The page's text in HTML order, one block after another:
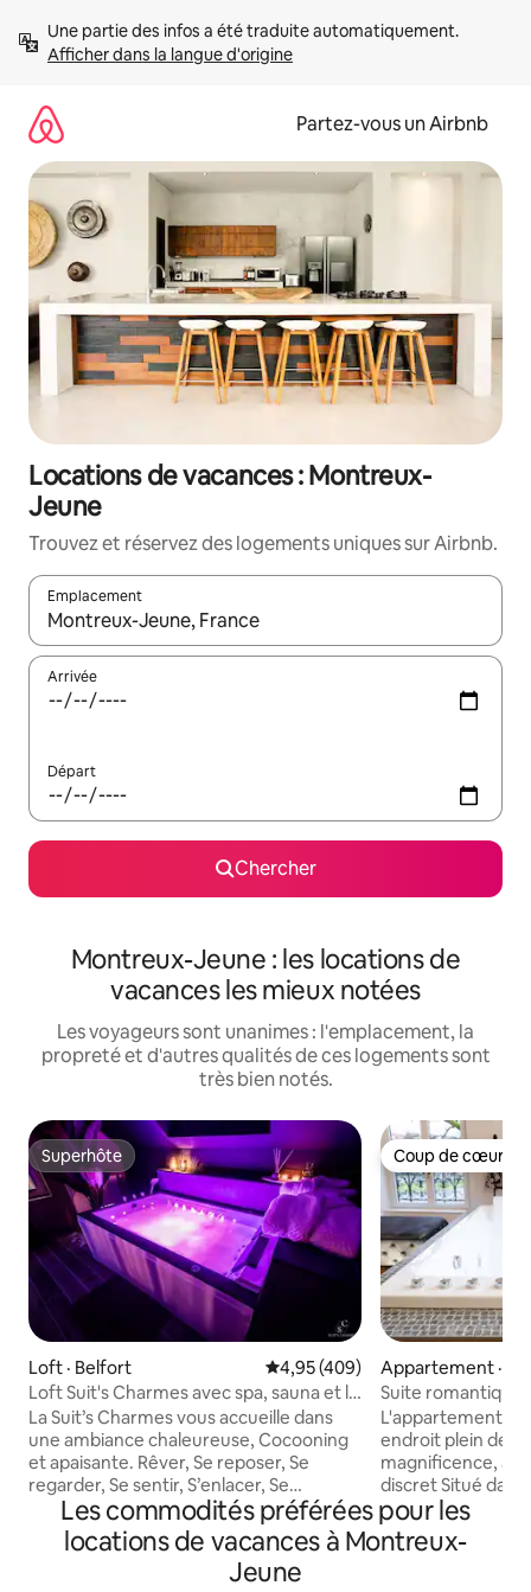
directement
Afficher dans la langue d'origine
Partez-vous un Airbnb
Locations de vacances : Montreux-
Jeune
Trouvez et réservez des logements uniques sur Airbnb.
Emplacement
Quand les résultats sont affichés, parcourez-les en utilisant
Arrivée
Départ
Chercher
Montreux-Jeune : les locations de
vacances les mieux notées
Les voyageurs sont unanimes : l'emplacement, la
propreté et d'autres qualités de ces logements sont
très bien notés.
Superhôte
Superhôte
Loft · Belfort Note moyenne de 4,95 sur 5,
4,95 (409)
Loft Suit's Charmes avec spa, sauna et lit
King Size
La Suit’s Charmes vous accueille dans
une ambiance chaleureuse, Cocooning
et apaisante. Rêver, Se reposer, Se
regarder, Se sentir, S’enlacer, Se
retrouver, Se confiner…S’aimer…Venez
profiter de la Suit’s Charmes!! Suite de
75m2 , Face Gare de Belfort Jacuzzi
Sauna Lit King Size TV 4K smart Tv,
Coup de cœur
Coup de cœur
Appartement ·
Suite romantique
L'appartement
endroit plein de
magnificence,
discret Situé
de Morvillars,
sérénité, le
espérée et
Les commodités préférées pour les
locations de vacances à Montreux-
Jeune